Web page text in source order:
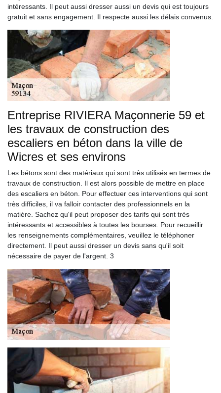
intéressants. Il peut aussi dresser aussi un devis qui est toujours
gratuit et sans engagement. Il respecte aussi les délais convenus.
Entreprise RIVIERA Maçonnerie 59 et
les travaux de construction des
escaliers en béton dans la ville de
Wicres et ses environs
Les bétons sont des matériaux qui sont très utilisés en termes de
travaux de construction. Il est alors possible de mettre en place
des escaliers en béton. Pour effectuer ces interventions qui sont
très difficiles, il va falloir contacter des professionnels en la
matière. Sachez qu'il peut proposer des tarifs qui sont très
intéressants et accessibles à toutes les bourses. Pour recueillir
les renseignements complémentaires, veuillez le téléphoner
directement. Il peut aussi dresser un devis sans qu'il soit
nécessaire de payer de l'argent. 3